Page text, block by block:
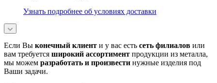
Узнать подробнее об условиях доставки
Если Вы конечный клиент и у вас есть сеть филиалов или
вам требуется широкий ассортимент продукции из металла,
мы можем разработать и произвести нужные изделия под
Ваши задачи.